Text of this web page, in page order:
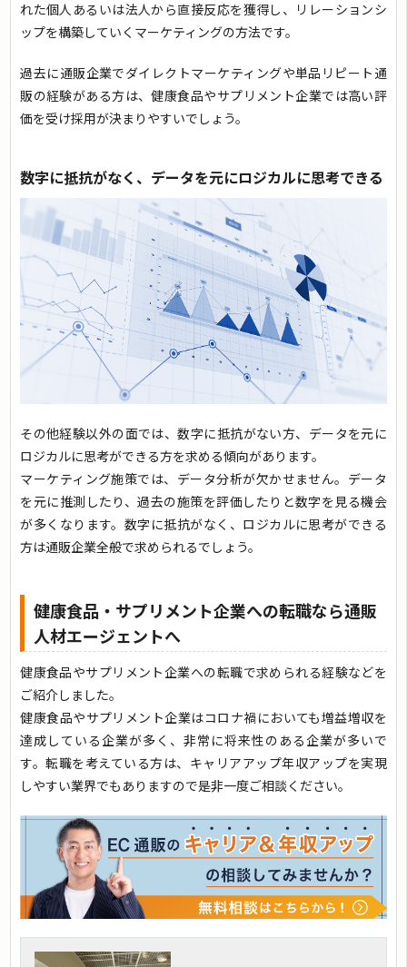
れた個人あるいは法人から直接反応を獲得し、リレーションシ
ップを構築していくマーケティングの方法です。
過去に通販企業でダイレクトマーケティングや単品リピート通
販の経験がある方は、健康食品やサプリメント企業では高い評
価を受け採用が決まりやすいでしょう。
数字に抵抗がなく、データを元にロジカルに思考できる
その他経験以外の面では、数字に抵抗がない方、データを元に
ロジカルに思考ができる方を求める傾向があります。
マーケティング施策では、データ分析が欠かせません。データ
を元に推測したり、過去の施策を評価したりと数字を見る機会
が多くなります。数字に抵抗がなく、ロジカルに思考ができる
方は通販企業全般で求められるでしょう。
健康食品・サプリメント企業への転職なら通販
人材エージェントへ
健康食品やサプリメント企業への転職で求められる経験などを
ご紹介しました。
健康食品やサプリメント企業はコロナ禍においても増益増収を
達成している企業が多く、非常に将来性のある企業が多いで
す。転職を考えている方は、キャリアアップ年収アップを実現
しやすい業界でもありますので是非一度ご相談ください。